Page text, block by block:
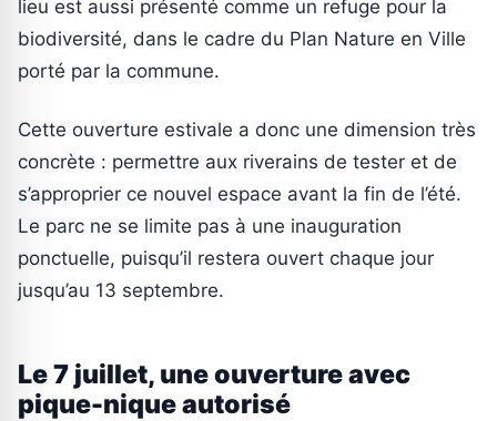
lieu est aussi présenté comme un refuge pour la
biodiversité, dans le cadre du Plan Nature en Ville
porté par la commune.
Cette ouverture estivale a donc une dimension très
concrète : permettre aux riverains de tester et de
s’approprier ce nouvel espace avant la fin de l’été.
Le parc ne se limite pas à une inauguration
ponctuelle, puisqu’il restera ouvert chaque jour
jusqu’au 13 septembre.
Le 7 juillet, une ouverture avec
pique-nique autorisé